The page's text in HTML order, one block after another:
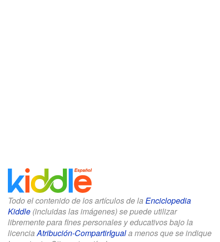
Todo el contenido de los artículos de la Enciclopedia
Kiddle (incluidas las imágenes) se puede utilizar
libremente para fines personales y educativos bajo la
licenciaAtribución-CompartirIguala menos que se indique